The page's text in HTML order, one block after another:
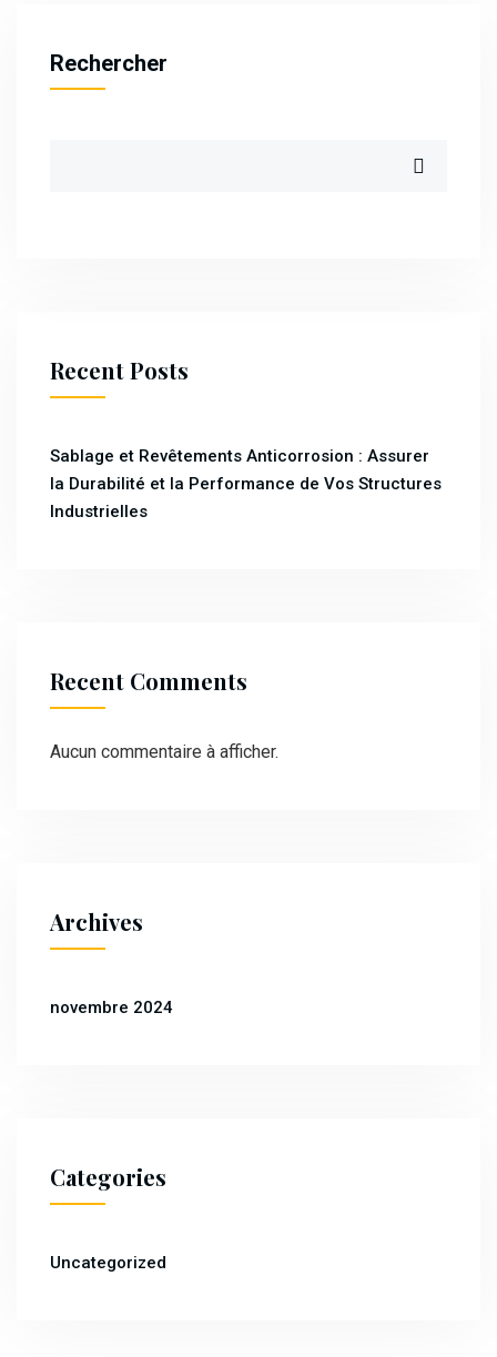
Rechercher
Recent Posts
Sablage et Revêtements Anticorrosion : Assurer
la Durabilité et la Performance de Vos Structures
Industrielles
Recent Comments
Aucun commentaire à afficher.
Archives
novembre 2024
Categories
Uncategorized